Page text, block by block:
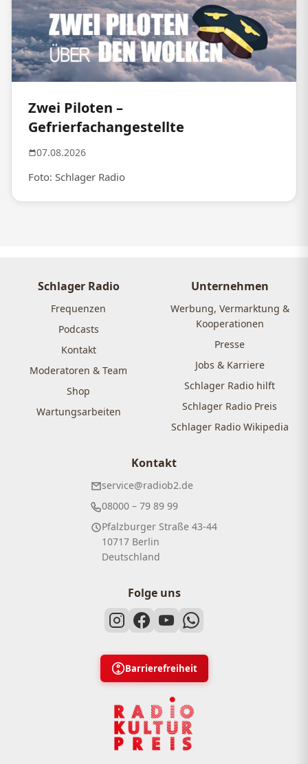
Zwei Piloten –
Gefrierfachangestellte
07.08.2026
Foto: Schlager Radio
Schlager Radio
Frequenzen
Podcasts
Kontakt
Moderatoren & Team
Shop
Wartungsarbeiten
Unternehmen
Werbung, Vermarktung &
Kooperationen
Presse
Jobs & Karriere
Schlager Radio hilft
Schlager Radio Preis
Schlager Radio Wikipedia
Kontakt
service@radiob2.de
08000 – 79 89 99
Pfalzburger Straße 43-44
10717 Berlin
Deutschland
Folge uns
Barrierefreiheit